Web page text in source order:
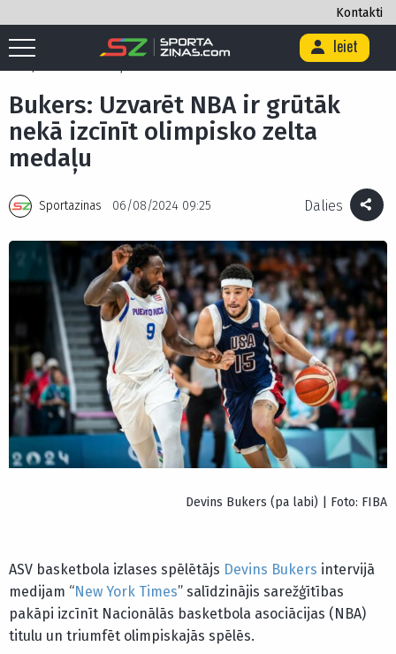
Kontakti
Ieiet
Sākums Basketbols / Bukers: Uzvarēt NBA ir grūtāk nekā izcīnīt
Bukers: Uzvarēt NBA ir grūtāk
nekā izcīnīt olimpisko zelta
medaļu
Sportazinas 06/08/2024 09:25 Dalies
Devins Bukers (pa labi) | Foto: FIBA
ASV basketbola izlases spēlētājs Devins Bukers intervijā
medijam “New York Times” salīdzinājis sarežģītības
pakāpi izcīnīt Nacionālās basketbola asociācijas (NBA)
titulu un triumfēt olimpiskajās spēlēs.